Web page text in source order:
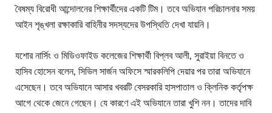
বৈষম্য বিরোধী আন্দোলনের শিক্ষার্থীদের একটি টিম। তবে অভিযান পরিচালনার সময়
আইন শৃঙ্খলা রক্ষাকারি বাহিনীর সদস্যদের উপস্থিতি দেখা যায়নি।
যশোর নার্সিং ও মিডিওফাইড কলেজের শিক্ষার্থী বিপ্লব আলী, সুরাইয়া বিনতে ও
হাসিব হোসেন বলেন, সিভিল সার্জন অফিসে স্মারকলিপি দেয়ার পর তারা অভিযানে
এসেছেন। তবে অভিযানে আসার খবরটি বেসরকারি হাসপাতাল ও ক্লিনিক কর্তৃপক্ষ
আগে থেকে জেনে গেছেন। যে কারণে এই অভিযানে তারা খুশি নন। তাদের দাবি